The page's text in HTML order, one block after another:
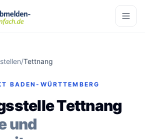
/Tettnang
BADEN-WÜRTTEMBERG
Tettnang
und